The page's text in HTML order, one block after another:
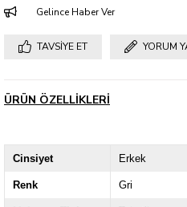
Gelince Haber Ver
TAVSIYE ET YORUM
ÜRÜN ÖZELLIKLERI
Cinsiyet Erkek
Renk Gri